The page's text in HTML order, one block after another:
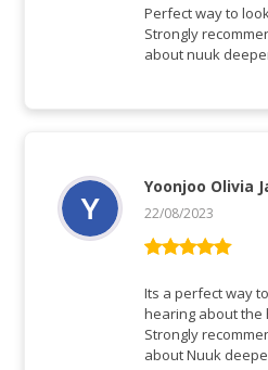
of 5
Perfect way to
Strongly
about nuuk
of 5
Yoonjoo Olivia
22/08/2023
Its a perfect way
hearing about the
Strongly
about Nuuk